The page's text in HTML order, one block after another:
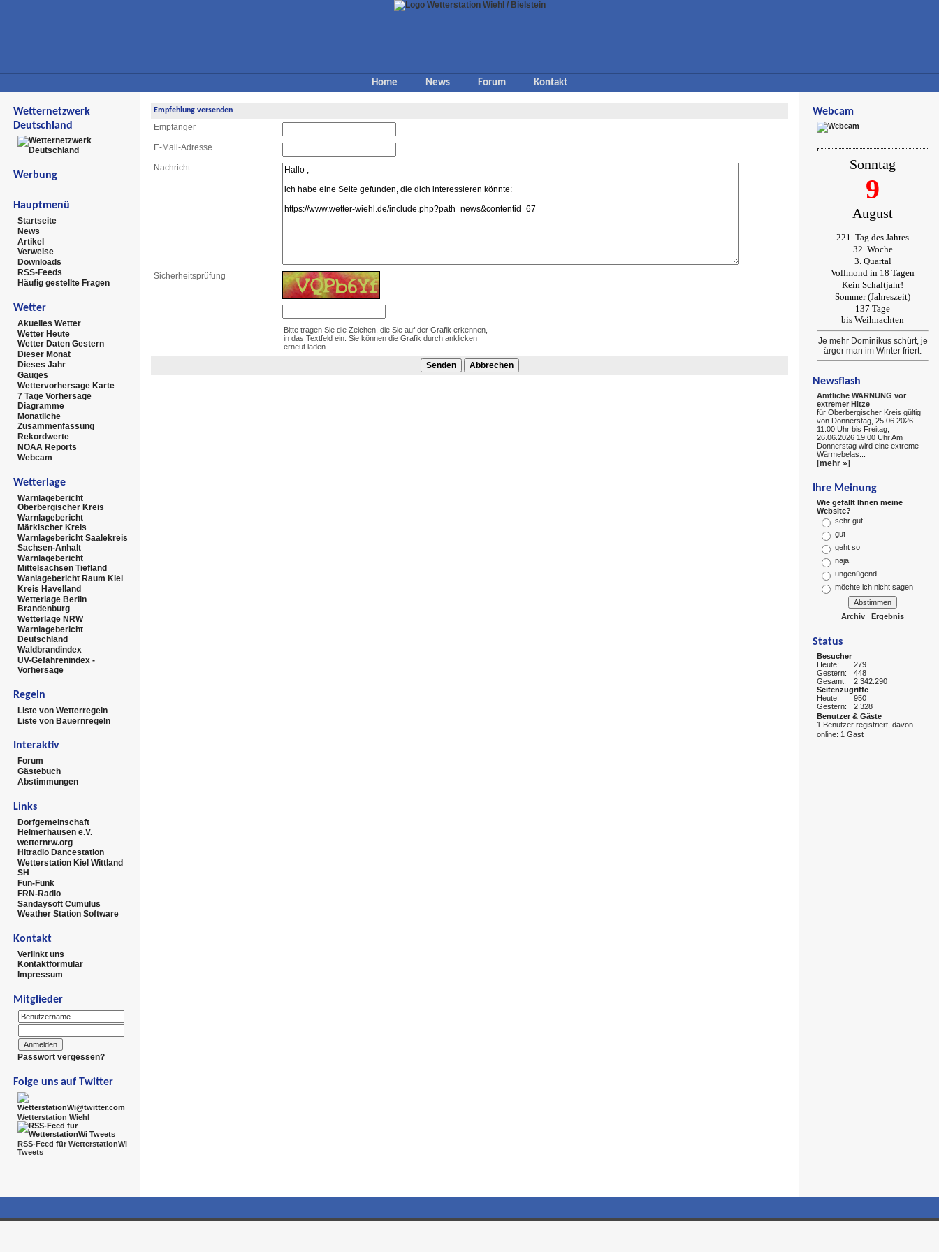
Home News Forum Kontakt
Wetternetzwerk
Deutschland
Werbung
Hauptmenü
Startseite
News
Artikel
Verweise
Downloads
RSS-Feeds
Häufig gestellte Fragen
Wetter
Akuelles Wetter
Wetter Heute
Wetter Daten Gestern
Dieser Monat
Dieses Jahr
Gauges
Wettervorhersage Karte
7 Tage Vorhersage
Diagramme
Monatliche
Zusammenfassung
Rekordwerte
NOAA Reports
Webcam
Wetterlage
Warnlagebericht
Oberbergischer Kreis
Warnlagebericht
Märkischer Kreis
Warnlagebericht Saalekreis
Sachsen-Anhalt
Warnlagebericht
Mittelsachsen Tiefland
Wanlagebericht Raum Kiel
Kreis Havelland
Wetterlage Berlin
Brandenburg
Wetterlage NRW
Warnlagebericht
Deutschland
Waldbrandindex
UV-Gefahrenindex -
Vorhersage
Regeln
Liste von Wetterregeln
Liste von Bauernregeln
Interaktiv
Forum
Gästebuch
Abstimmungen
Links
Dorfgemeinschaft
Helmerhausen e.V.
wetternrw.org
Hitradio Dancestation
Wetterstation Kiel Wittland
SH
Fun-Funk
FRN-Radio
Sandaysoft Cumulus
Weather Station Software
Kontakt
Verlinkt uns
Kontaktformular
Impressum
Mitglieder
Passwort vergessen?
Folge uns auf Twitter
Wetterstation Wiehl
RSS-Feed für WetterstationWi
Tweets
Empfehlung versenden
Empfänger
E-Mail-Adresse
Nachricht
Sicherheitsprüfung
Bitte tragen Sie die Zeichen, die Sie auf der Grafik erkennen,
in das Textfeld ein. Sie können die Grafik durch anklicken
erneut laden.
Webcam
Sonntag
9
August
221. Tag des Jahres
32. Woche
3. Quartal
Vollmond in 18 Tagen
Kein Schaltjahr!
Sommer (Jahreszeit)
137 Tage
bis Weihnachten
Je mehr Dominikus schürt, je
ärger man im Winter friert.
Newsflash
Amtliche WARNUNG vor
extremer Hitze
für Oberbergischer Kreis gültig
von Donnerstag, 25.06.2026
11:00 Uhr bis Freitag,
26.06.2026 19:00 Uhr Am
Donnerstag wird eine extreme
Wärmebelas...
[mehr »]
Ihre Meinung
Wie gefällt Ihnen meine
Website?
sehr gut!
gut
geht so
naja
ungenügend
möchte ich nicht sagen
Archiv Ergebnis
Status
Besucher
Heute:
279
Gestern:
448
Gesamt:
2.342.290
Seitenzugriffe
Heute:
950
Gestern:
2.328
Benutzer & Gäste
1 Benutzer registriert, davon
online: 1 Gast